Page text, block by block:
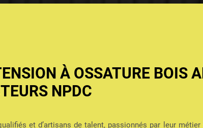
À OSSATURE BOIS
NPDC
et d’artisans de talent, passionnés par leur